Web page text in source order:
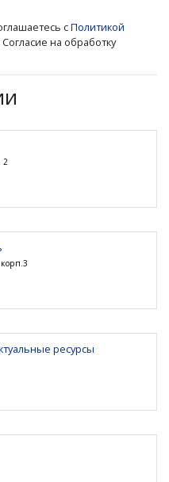
сПолитикой
на обработку
2
ресурсы